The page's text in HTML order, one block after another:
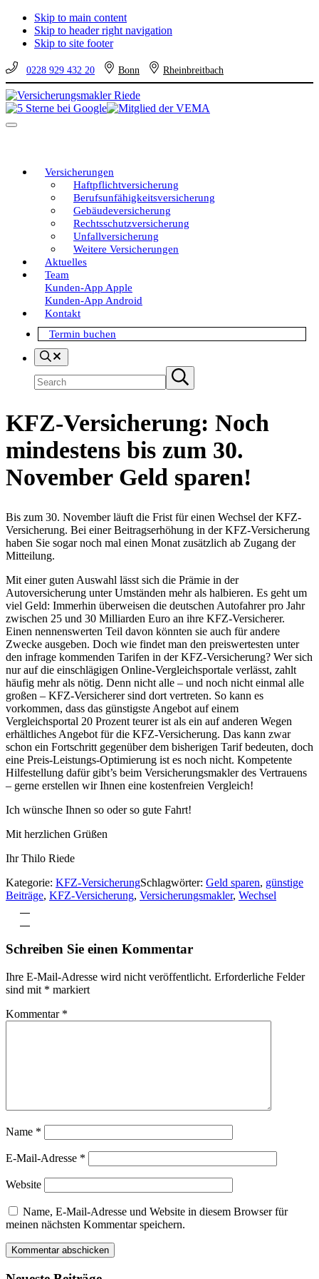
Skip to main content
Skip to header right navigation
Skip to site footer
0228 929 432 20 Bonn Rheinbreitbach
Versicherungsmakler
Riede
Versicherungen
vom
eine
Entscheidung!
Menu
Versicherungen
Haftpflichtversicherung
Berufsunfähigkeitsversicherung
Gebäudeversicherung
Rechtsschutzversicherung
Unfallversicherung
Weitere Versicherungen
Aktuelles
Team
Kunden-App Apple
Kunden-App Android
Kontakt
Termin buchen
Search
Submit
search
KFZ-Versicherung: Noch
mindestens bis zum 30.
November Geld sparen!
Bis zum 30. November läuft die Frist für einen Wechsel der KFZ-
Versicherung. Bei einer Beitragserhöhung in der KFZ-Versicherung
haben Sie sogar noch mal einen Monat zusätzlich ab Zugang der
Mitteilung.
Mit einer guten Auswahl lässt sich die Prämie in der
Autoversicherung unter Umständen mehr als halbieren. Es geht um
viel Geld: Immerhin überweisen die deutschen Autofahrer pro Jahr
zwischen 25 und 30 Milliarden Euro an ihre KFZ-Versicherer.
Einen nennenswerten Teil davon könnten sie auch für andere
Zwecke ausgeben. Doch wie findet man den preiswertesten unter
den infrage kommenden Tarifen in der KFZ-Versicherung? Wer sich
nur auf die einschlägigen Online-Vergleichsportale verlässt, zahlt
häufig mehr als nötig. Denn nicht alle – und noch nicht einmal alle
großen – KFZ-Versicherer sind dort vertreten. So kann es
vorkommen, dass das günstigste Angebot auf einem
Vergleichsportal 20 Prozent teurer ist als ein auf anderen Wegen
erhältliches Angebot für die KFZ-Versicherung. Das kann zwar
schon ein Fortschritt gegenüber dem bisherigen Tarif bedeuten, doch
eine Preis-Leistungs-Optimierung ist es noch nicht. Kompetente
Hilfestellung dafür gibt’s beim Versicherungsmakler des Vertrauens
– gerne erstellen wir Ihnen eine kostenfreien Vergleich!
Ich wünsche Ihnen so oder so gute Fahrt!
Mit herzlichen Grüßen
Ihr Thilo Riede
Kategorie: KFZ-VersicherungSchlagwörter: Geld sparen, günstige
Beiträge, KFZ-Versicherung, Versicherungsmakler, Wechsel
Interaktionen
Schreiben Sie einen Kommentar
Ihre E-Mail-Adresse wird nicht veröffentlicht. Erforderliche Felder
sind mit * markiert
Kommentar *
Name *
E-Mail-Adresse *
Website
Name, E-Mail-Adresse und Website in diesem Browser für
meinen nächsten Kommentar speichern.